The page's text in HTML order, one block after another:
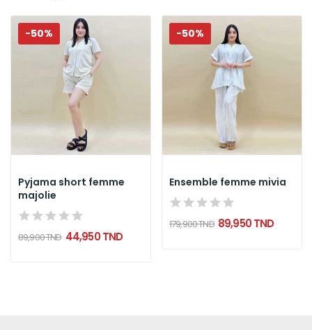
-50%
Pyjama short femme
majolie
89,900 TND 44,950 TND
-50%
Ensemble femme mivia
179,900 TND 89,950 TND